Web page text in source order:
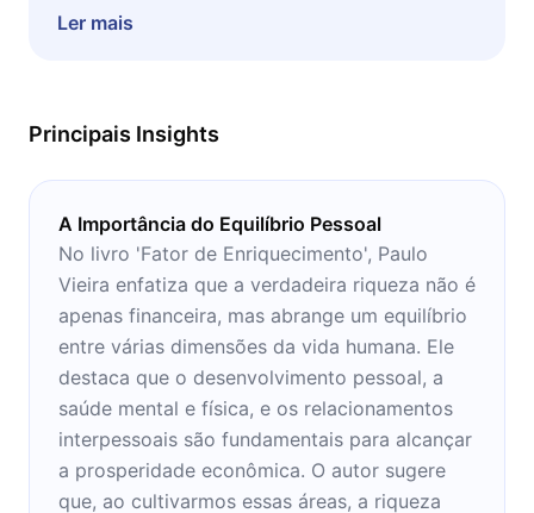
otimizar sua qualidade de vida? Tem o sonho
conforto de casa.
Ler mais
Principais Insights
A Importância do Equilíbrio Pessoal
No livro 'Fator de Enriquecimento', Paulo
Vieira enfatiza que a verdadeira riqueza não é
apenas financeira, mas abrange um equilíbrio
entre várias dimensões da vida humana. Ele
destaca que o desenvolvimento pessoal, a
saúde mental e física, e os relacionamentos
interpessoais são fundamentais para alcançar
a prosperidade econômica. O autor sugere
que, ao cultivarmos essas áreas, a riqueza